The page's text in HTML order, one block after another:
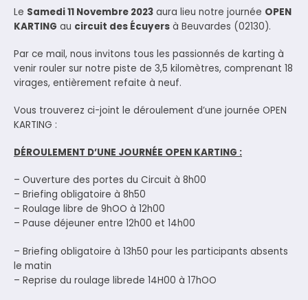
Le Samedi 11 Novembre 2023 aura lieu notre journée OPEN
KARTING au circuit des Écuyers à Beuvardes (02130).
Par ce mail, nous invitons tous les passionnés de karting à
venir rouler sur notre piste de 3,5 kilomètres, comprenant 18
virages, entièrement refaite à neuf.
Vous trouverez ci-joint le déroulement d’une journée OPEN
KARTING :
DÉROULEMENT D’UNE JOURNÉE OPEN KARTING :
– Ouverture des portes du Circuit à 8h00
– Briefing obligatoire à 8h50
– Roulage libre de 9hOO à 12h00
– Pause déjeuner entre 12h00 et 14h00
– Briefing obligatoire à 13h50 pour les participants absents
le matin
– Reprise du roulage librede 14H00 à 17hOO